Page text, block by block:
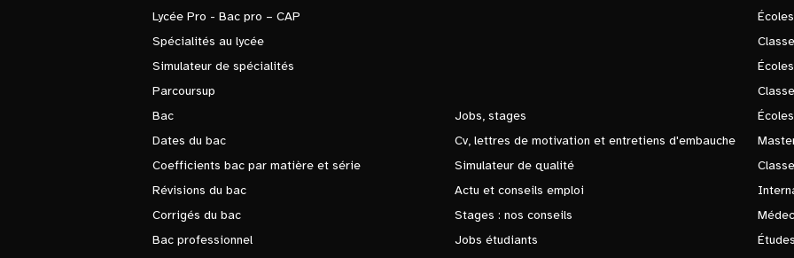
Lycée Pro - Bac pro – CAP
Spécialités au lycée
Simulateur de spécialités
Parcoursup
Bac
Dates du bac
Coefficients bac par matière et série
Révisions du bac
Corrigés du bac
Bac professionnel
Jobs, stages
Cv, lettres de motivation et entretiens d'embauche
Simulateur de qualité
Actu et conseils emploi
Stages : nos conseils
Jobs étudiants